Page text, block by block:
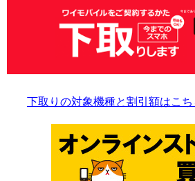
下取りの対象機種と割引額はこ